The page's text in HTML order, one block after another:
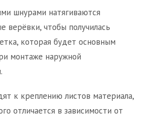
шнурами натягиваются
верёвки, чтобы получилась
которая будет основным
монтаже наружной
к креплению листов материала,
отличается в зависимости от